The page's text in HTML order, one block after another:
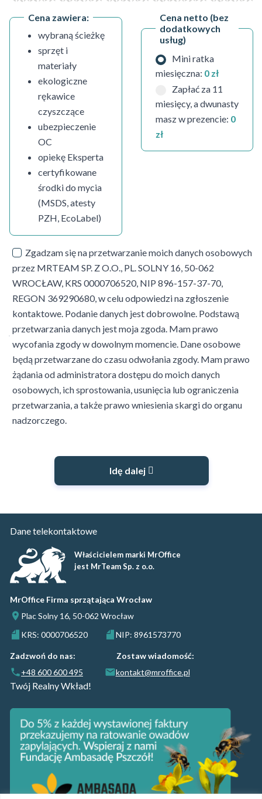
Cena zawiera:
wybraną ścieżkę
sprzęt i
materiały
ekologiczne
rękawice
czyszczące
ubezpieczenie
OC
opiekę Eksperta
certyfikowane
środki do mycia
(MSDS, atesty
PZH, EcoLabel)
Cena netto (bez
dodatkowych
usług)
Mini ratka
miesięczna: 0 zł
Zapłać za 11
miesięcy, a dwunasty
masz w prezencie: 0
zł
Zgadzam się na przetwarzanie moich danych osobowych
przez MRTEAM SP. Z O.O., PL. SOLNY 16, 50-062
WROCŁAW, KRS 0000706520, NIP 896-157-37-70,
REGON 369290680, w celu odpowiedzi na zgłoszenie
kontaktowe. Podanie danych jest dobrowolne. Podstawą
przetwarzania danych jest moja zgoda. Mam prawo
wycofania zgody w dowolnym momencie. Dane osobowe
będą przetwarzane do czasu odwołania zgody. Mam prawo
żądania od administratora dostępu do moich danych
osobowych, ich sprostowania, usunięcia lub ograniczenia
przetwarzania, a także prawo wniesienia skargi do organu
nadzorczego.
Idę dalej
Dane telekontaktowe
Właścicielem marki MrOffice
jest MrTeam Sp. z o.o.
MrOffice Firma sprzątająca Wrocław
Plac Solny 16, 50-062 Wrocław
KRS: 0000706520
NIP: 8961573770
Zadzwoń do nas:
Zostaw wiadomość:
+48 600 600 495
kontakt@mroffice.pl
Twój Realny Wkład!